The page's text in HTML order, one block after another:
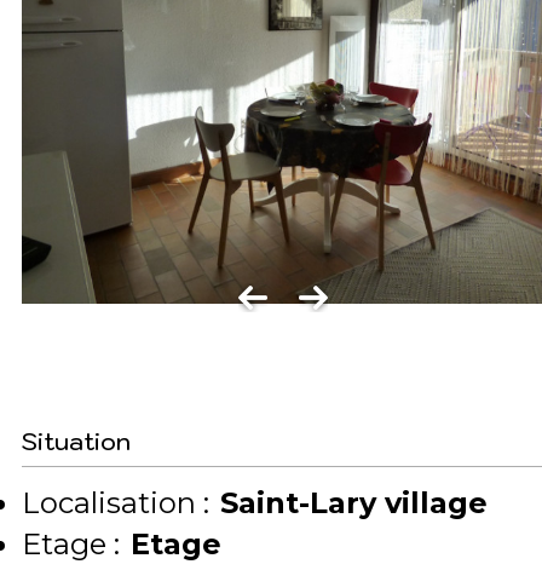
Situation
Localisation : Saint-Lary village
Etage : Etage